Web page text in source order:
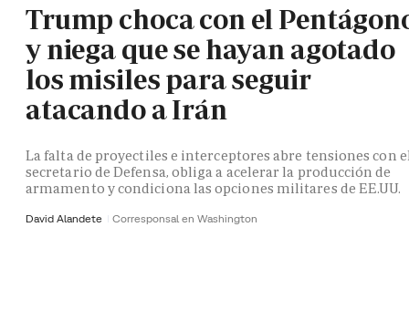
Trump choca con el
y niega que se hayan agotado
los misiles para seguir
atacando a Irán
La falta de proyectiles e interceptores abre tensiones con
secretario de Defensa, obliga a acelerar la producción de
armamento y condiciona las opciones militares de EE.UU.
David Alandete Corresponsal en Washington